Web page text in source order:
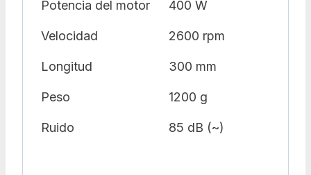
Potencia del motor 400 W
Velocidad 2600 rpm
Longitud 300 mm
Peso 1200 g
Ruido 85 dB (~)